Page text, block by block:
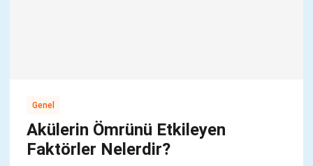
Genel
Akülerin Ömrünü Etkileyen
Faktörler Nelerdir?